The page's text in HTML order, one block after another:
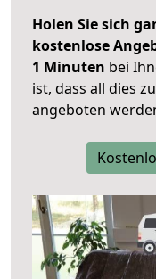
Holen Sie sich
kostenlose
1 Minuten bei
ist, dass all dies
angeboten